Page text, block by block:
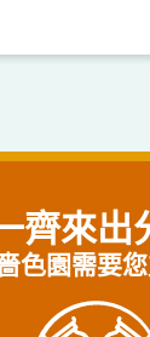
齊來出
色園需要